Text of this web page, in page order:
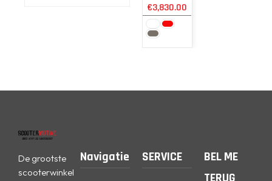
€3,830.00
De grootste
scooterwinkel
Navigatie SERVICE
BEL ME